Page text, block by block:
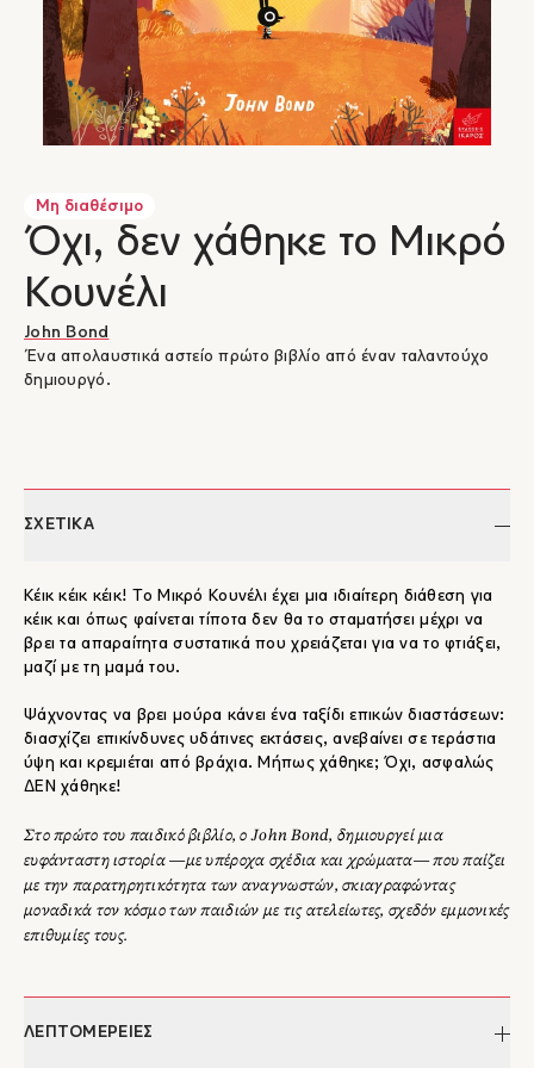
Μη διαθέσιμο
Όχι, δεν χάθηκε το Μικρό
Κουνέλι
John Bond
Ένα απολαυστικά αστείο πρώτο βιβλίο από έναν ταλαντούχο
δημιουργό.
ΣΧΕΤΙΚΑ
Κέικ κέικ κέικ! Το Μικρό Κουνέλι έχει μια ιδιαίτερη διάθεση για
κέικ και όπως φαίνεται τίποτα δεν θα το σταματήσει μέχρι να
βρει τα απαραίτητα συστατικά που χρειάζεται για να το φτιάξει,
μαζί με τη μαμά του.
Ψάχνοντας να βρει μούρα κάνει ένα ταξίδι επικών διαστάσεων:
διασχίζει επικίνδυνες υδάτινες εκτάσεις, ανεβαίνει σε τεράστια
ύψη και κρεμιέται από βράχια. Μήπως χάθηκε; Όχι, ασφαλώς
ΔΕΝ χάθηκε!
Στο πρώτο του παιδικό βιβλίο, ο John Bond, δημιουργεί μια
ευφάνταστη ιστορία ―με υπέροχα σχέδια και χρώματα― που παίζει
με την παρατηρητικότητα των αναγνωστών, σκιαγραφώντας
μοναδικά τον κόσμο των παιδιών με τις ατελείωτες, σχεδόν εμμονικές
επιθυμίες τους.
ΛΕΠΤΟΜΕΡΕΙΕΣ